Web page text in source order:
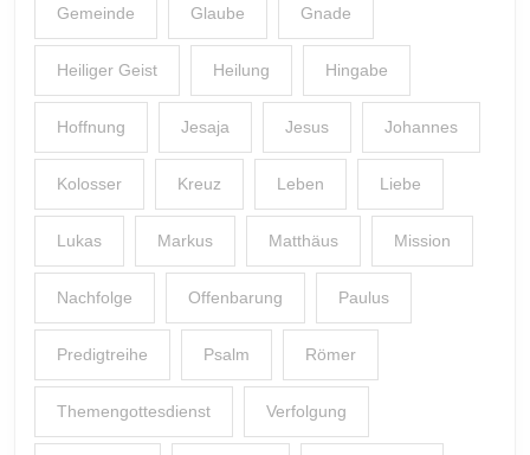
Gemeinde Glaube Gnade
Heiliger Geist Heilung Hingabe
Hoffnung Jesaja Jesus Johannes
Kolosser Kreuz Leben Liebe
Lukas Markus Matthäus Mission
Nachfolge Offenbarung Paulus
Predigtreihe Psalm Römer
Themengottesdienst Verfolgung